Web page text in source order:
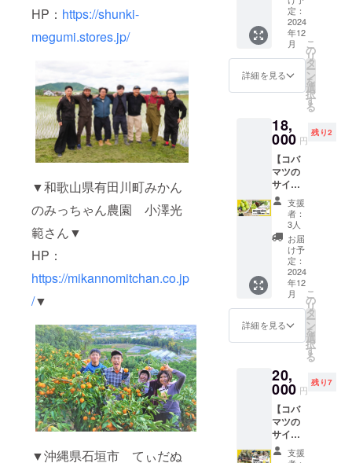
HP： https://shunki-
megumi.stores.jp/
▼和歌山県有田川町みかん
のみっちゃん農園 小澤光
範さん▼
HP：
https://mikannomitchan.co.jp
/▼
▼沖縄県石垣市 てぃだぬ
量の塩
のみで
味を整
え、粒
ンを加
えて素
みと旨
みをそ
のまま
閉じ込
めまし
た。 旭
川市の
気候と
北海道
川添農
園さん
が丹精
込めて
育てた
とうも
ろこし
だから
こそ生
まれる
の甘み
と旨
み」は
まさに
『プレ
ミア
ム』の
名にふ
徴：沖
縄とい
えば黒
糖！な
その原
料とな
農薬も
使わな
いで育
てた拘
りのサ
トウキ
ビ！ そ
んなサ
トウキ
ビの作
り手で
あり、
黒糖職
人でも
んの情
熱黒
本一本
手作業
で収穫
して、
おじい
の代か
らつ
かって
し農家
電子冊
子 （本
には登
い生産
者や、
スを特
集した
コバマ
ツ手作
り電子
雑誌！
をお届
けいた
しま
す！）
④ク
ローズ
ドの
LINEグ
ルー
OR
FBグ
待！
（コバ
マツが
作る、
農業情
報を交
換でき
ドの
LINEグ
ルー
プ、
OR
FBグ
旬喜野
恵 お
なつぼ
し、ゆ
めぴり
か、お
ぼろづ
き い
づれか
２kg）
【産
地】北
海道旭
川市
種】お
米（な
めぴり
か、お
ぼろづ
き い
づれか
１つお
選び下
「フ
リーラ
ンス農
家の働
き方と
は」１
セージ
③ク
ローズ
ドの
LINEグ
ルー
プ、
OR
FBグ
ループ
にご招
待！コ
バマツ
が作
る、農
業情報
を交換
グルー
プにご
ます！
もちろ
ん、皆
さんか
冊子×和
歌山県
有田川
町 み
かんの
みっ
ちゃん
農園
ン ３
kg 】 〇
リター
ン〇 ①
コバマ
ツサイ
ン入り
「フ
リーラ
ンス農
家の働
き方と
は」１
冊 ②お
礼の
メッ
セージ
手作
り、推
し農家
電子冊
子 （本
には登
場しな
定：
2024
年12
月
詳細を見る
こ
の
リ
タ
ー
ン
を
選
択
す
る
18,
000 円
残り2
【コバ
マツの
サイン
入り書
籍1冊×
番外編
推し農
家電子
冊子×和
歌山県
日高川
町 蔵
光農
園 青
梅２kg
】 〇リ
〇 ①コ
バマツ
サイン
入り
「フ
リーラ
ンス農
支援
者：
3人
お届
け予
定：
2024
年12
月
詳細を見る
こ
の
リ
タ
ー
ン
を
選
択
す
る
20,
000 円
残り7
【コバ
マツの
サイン
入り書
籍1冊×
支援